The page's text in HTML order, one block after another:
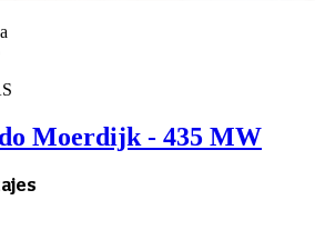
Moerdijk - 435 MW